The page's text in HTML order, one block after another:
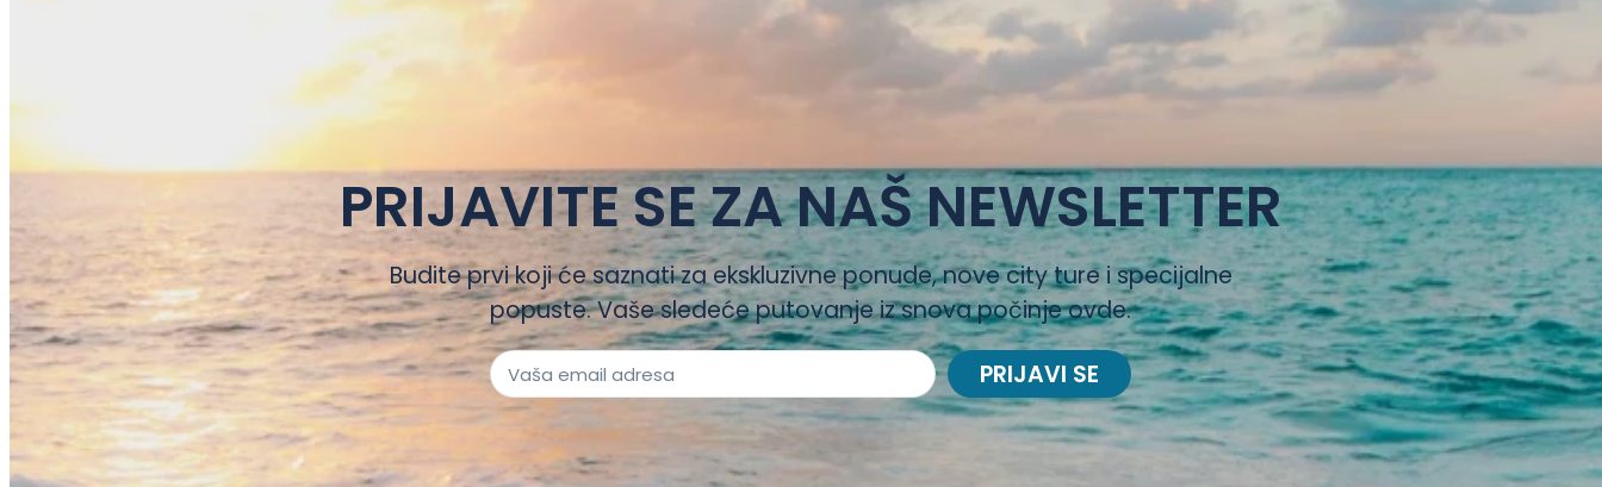
PRIJAVITE SE ZA NAŠ NEWSLETTER
Budite prvi koji će saznati za ekskluzivne ponude, nove city ture i specijalne
popuste. Vaše sledeće putovanje iz snova počinje ovde.
PRIJAVI SE